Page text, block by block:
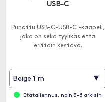
USB-C
Punottu USB-C-USB-C -kaapeli,
joka on sekä tyylikäs että
erittäin kestävä.
Beige 1 m ▾
Etätallennus, noin 3-8 arkisin